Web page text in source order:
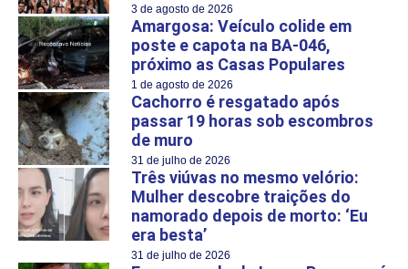
3 de agosto de 2026
Amargosa: Veículo colide em
poste e capota na BA-046,
próximo as Casas Populares
1 de agosto de 2026
Cachorro é resgatado após
passar 19 horas sob escombros
de muro
31 de julho de 2026
Três viúvas no mesmo velório:
Mulher descobre traições do
namorado depois de morto: ‘Eu
era besta’
31 de julho de 2026